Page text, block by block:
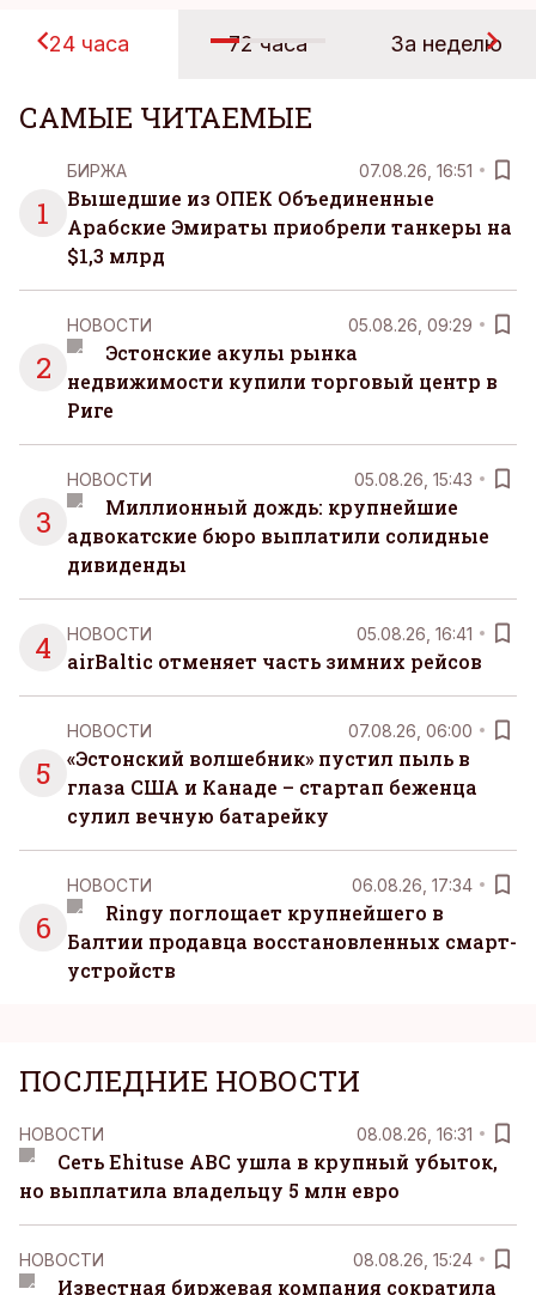
24 часа 72 часа За неделю
САМЫЕ ЧИТАЕМЫЕ
1
БИРЖА 07.08.26, 16:51
Вышедшие из ОПЕК Объединенные
Арабские Эмираты приобрели танкеры на
$1,3 млрд
2
НОВОСТИ 05.08.26, 09:29
Эстонские акулы рынка
недвижимости купили торговый центр в
Риге
3
НОВОСТИ 05.08.26, 15:43
Миллионный дождь: крупнейшие
адвокатские бюро выплатили солидные
дивиденды
4 НОВОСТИ 05.08.26, 16:41
airBaltic отменяет часть зимних рейсов
5
НОВОСТИ 07.08.26, 06:00
«Эстонский волшебник» пустил пыль в
глаза США и Канаде – стартап беженца
сулил вечную батарейку
6
НОВОСТИ 06.08.26, 17:34
Ringy поглощает крупнейшего в
Балтии продавца восстановленных смарт-
устройств
ПОСЛЕДНИЕ НОВОСТИ
НОВОСТИ 08.08.26, 16:31
Сеть Ehituse ABC ушла в крупный убыток,
но выплатила владельцу 5 млн евро
НОВОСТИ 08.08.26, 15:24
Известная биржевая компания сократила